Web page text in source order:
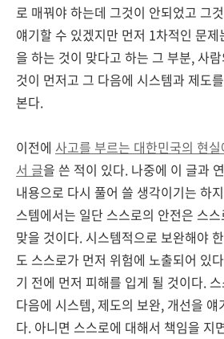
로 매꿔야 하는데 그것이 안되었고 그
얘기할 수 있겠지만 먼저 1차적인 문
을 하는 것이 맞다고 하는 그 부분, 사
것이 먼저고 그 다음에 시스템과 제도
본다.
이전에 사고를 부르는 대한민국의 현
서 글을 쓴 적이 있다. 나중에 이 글과
내용으로 다시 풀어 쓸 생각이기는 하
스템에서는 일단 스스로의 안전은 스
맞을 것이다. 시스템적으로 보완해야
도 스스로가 먼저 위험에 노출되어 있
기 전에 먼저 피해를 입게 될 것이다.
다음에 시스템, 제도의 보완, 개선을
다. 아니면 스스로에 대해서 책임을 지